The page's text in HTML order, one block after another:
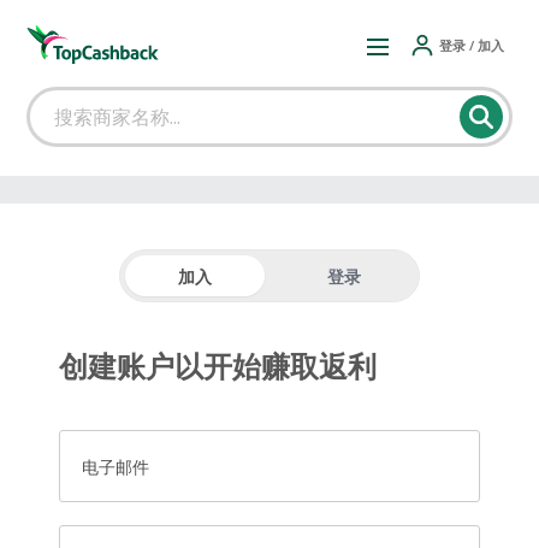
登录 / 加入
加入 登录
创建账户以开始赚取返利
电子邮件